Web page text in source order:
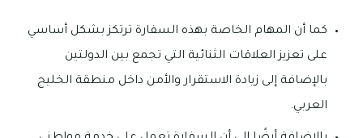
كما أن المهام الخاصة بهذه السفارة ترتكز بشكل أساسي
على تعزيز العلاقات الثنائية التي تجمع بين الدولتين
بالإضافة إلى زيادة الاستقرار والأمن داخل منطقة الخليج
العربي.